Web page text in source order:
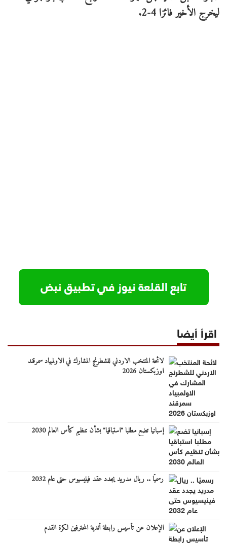
ليخرج الأخير فائزا 4-2.
اقرأ أيضا
لائحة المنتخب الاردني للشطرنج المشارك في الاولمبياد سمرقند
اوزبكستان 2026
إسبانيا تضع مطلبا "استباقيا" بشأن تنظيم كأس العالم 2030
رسميًا .. ريال مدريد يجدد عقد فينيسيوس حتى عام 2032
الإعلان عن تأسيس رابطة أندية المحترفين لكرة القدم